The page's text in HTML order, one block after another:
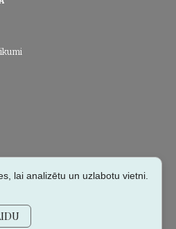
lai analizētu un uzlabotu vietni.